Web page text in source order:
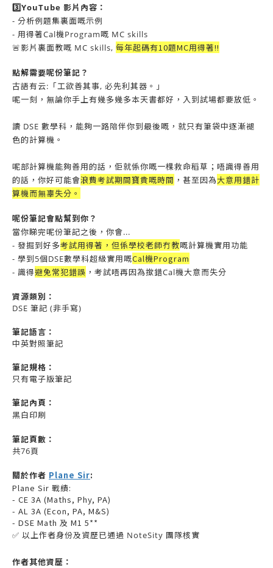
3️⃣YouTube 影片內容：
- 分析例題集裏面嘅示例
- 用得著Cal機Program嘅 MC skills
🚨影片裏面教嘅 MC skills, 每年起碼有10題MC用得著!!
點解需要呢份筆記？
古語有云:「工欲善其事, 必先利其器。」
呢一刻， 無論你手上有幾多幾多本天書都好，入到試場都要放低。
讀 DSE 數學科，能夠一路陪伴你到最後嘅，就只有筆袋中逐漸褪
色的計算機。
呢部計算機能夠善用的話，佢就係你嘅一棵救命稻草；唔識得善用
的話，你好可能會浪費考試期間寶貴嘅時間 ，甚至因為大意用錯計
算機而無辜失分。
呢份筆記會點幫到你？
當你睇完呢份筆記之後，你會...
- 發掘到好多考試用得著，但係學校老師冇教嘅計算機實用功能
- 學到5個DSE數學科超級實用嘅Cal機Program
- 識得避免常犯錯誤 ， 考試唔再因為撳錯Cal機大意而失分
資源類別：
DSE 筆記 (非手寫)
筆記語言：
中英對照筆記
筆記規格：
只有電子版筆記
筆記內頁：
黑白印刷
筆記頁數：
共76頁
關於作者 Plane Sir:
Plane Sir 戰績:
- CE 3A (Maths, Phy, PA)
- AL 3A (Econ, PA, M&S)
- DSE Math 及 M1 5**
✅ 以上作者身份及資歷已通過 NoteSity 團隊核實
作者其他資歷：